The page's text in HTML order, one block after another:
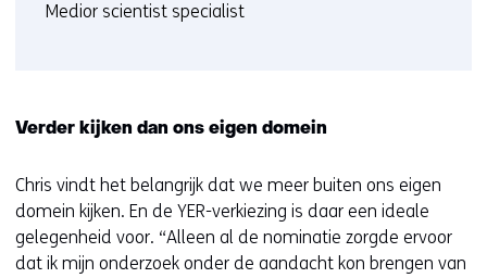
Medior scientist specialist
Verder kijken dan ons eigen domein
Chris vindt het belangrijk dat we meer buiten ons eigen
domein kijken. En de YER-verkiezing is daar een ideale
gelegenheid voor. “Alleen al de nominatie zorgde ervoor
dat ik mijn onderzoek onder de aandacht kon brengen van